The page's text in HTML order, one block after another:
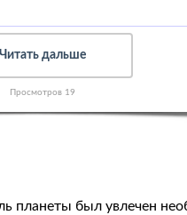
Читать дальше
Просмотров 19
планеты был увлечен